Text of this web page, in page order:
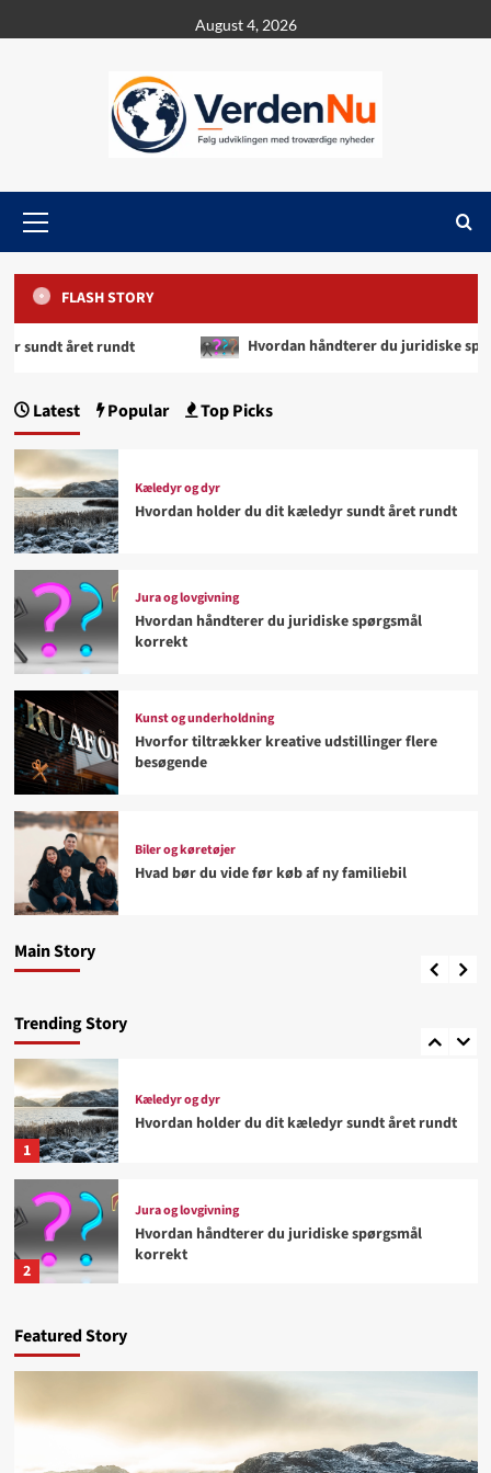
to
August 4, 2026
Menu
FLASH STORY
rundt Hvordan håndterer du juridiske spørgsmål
Main Story
Kæledyr og dyr
Jonathan
Trending Story
4
Biler og køretøjer
Hvad bør du vide før køb af ny familiebil
5
1
Kæledyr og dyr
Hvordan holder du dit kæledyr sundt året rundt
2
Jura og lovgivning
Hvordan håndterer du juridiske spørgsmål
korrekt
besøgende
Biler og køretøjer
Latest Popular Top Picks
Kæledyr og dyr
Hvordan holder du dit kæledyr sundt året rundt
Jura og lovgivning
Hvordan håndterer du juridiske spørgsmål
korrekt
Kunst og underholdning
Hvorfor tiltrækker kreative udstillinger flere
besøgende
Biler og køretøjer
Hvad bør du vide før køb af ny familiebil
Featured Story